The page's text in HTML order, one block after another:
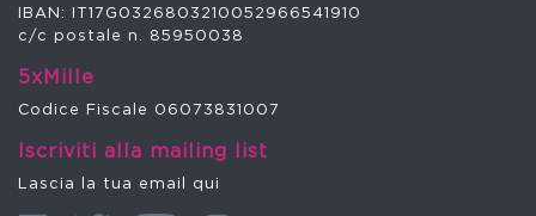
IBAN: IT17G0326803210052966541910
c/c postale n. 85950038
5xMille
Codice Fiscale 06073831007
Iscriviti alla mailing list
Lascia la tua email qui